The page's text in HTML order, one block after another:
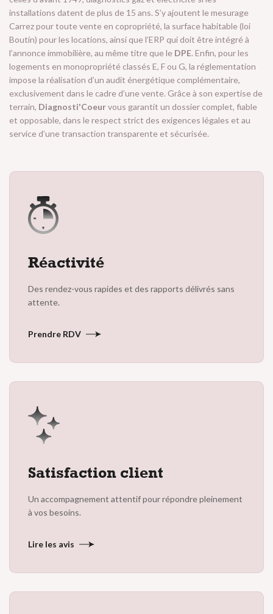
installations datent de plus de 15 ans. S’y ajoutent le mesurage
Carrez pour toute vente en copropriété, la surface habitable (loi
Boutin) pour les locations, ainsi que l’ERP qui doit être intégré à
l’annonce immobilière, au même titre que le DPE. Enfin, pour les
logements en monopropriété classés E, F ou G, la réglementation
impose la réalisation d’un audit énergétique complémentaire,
exclusivement dans le cadre d’une vente. Grâce à son expertise de
terrain, Diagnosti'Coeurvous garantit un dossier complet, fiable
et opposable, dans le respect strict des exigences légales et au
service d’une transaction transparente et sécurisée.
Réactivité
Des rendez-vous rapides et des rapports délivrés sans
attente.
Prendre RDV
Satisfaction client
Un accompagnement attentif pour répondre pleinement
à vos besoins.
Lire les avis